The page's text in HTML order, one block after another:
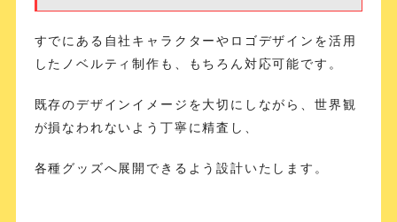
すでにある自社キャラクターやロゴデザインを活用
したノベルティ制作も、もちろん対応可能です。
既存のデザインイメージを大切にしながら、世界観
が損なわれないよう丁寧に精査し、
各種グッズへ展開できるよう設計いたします。